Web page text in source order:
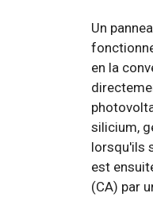
Un
en la
silicium,
lorsqu'ils
est
(CA) par